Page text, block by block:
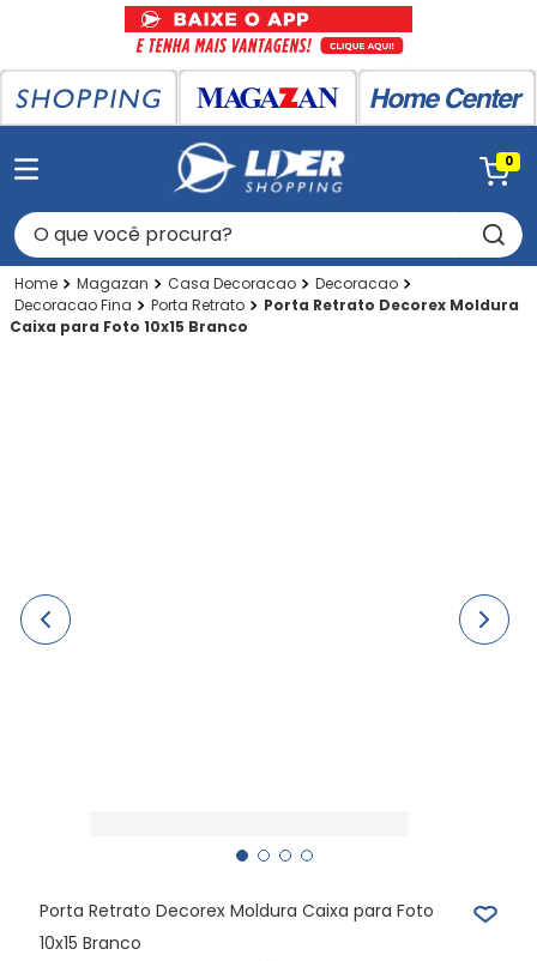
0
O que você procura?
Magazan Casa Decoracao
Decoracao
Decoracao Fina
Porta Retrato
Porta Retrato Decorex Moldura
Caixa para Foto 10x15 Branco
Porta Retrato Decorex Moldura Caixa para Foto
10x15 Branco